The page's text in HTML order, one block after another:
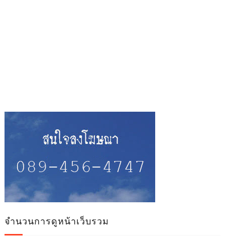
จำนวนการดูหน้าเว็บรวม